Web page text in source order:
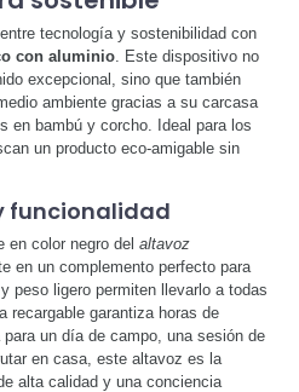
tecnología y sostenibilidad con
con aluminio. Este dispositivo no
excepcional, sino que también
ambiente gracias a su carcasa
en bambú y corcho. Ideal para los
un producto eco-amigable sin
funcionalidad
en color negro del altavoz
en un complemento perfecto para
peso ligero permiten llevarlo a todas
recargable garantiza horas de
un día de campo, una sesión de
en casa, este altavoz es la
alta calidad y una conciencia